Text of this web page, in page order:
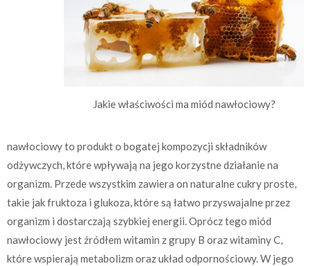
Jakie właściwości ma miód nawłociowy?
nawłociowy to produkt o bogatej kompozycji składników
odżywczych, które wpływają na jego korzystne działanie na
organizm. Przede wszystkim zawiera on naturalne cukry proste,
takie jak fruktoza i glukoza, które są łatwo przyswajalne przez
organizm i dostarczają szybkiej energii. Oprócz tego miód
nawłociowy jest źródłem witamin z grupy B oraz witaminy C,
które wspierają metabolizm oraz układ odpornościowy. W jego